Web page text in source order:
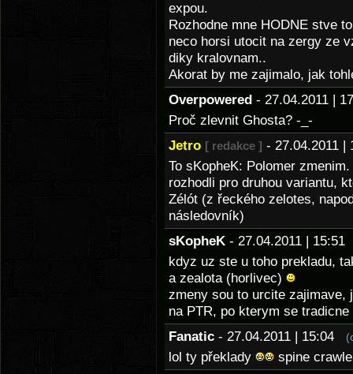
expou.
Rozhodne mne HODNE stve
neco horsi utocit na zergy ze
diky kralovnam..
Akorat by me zajimalo, jak
Overpowered - 27.04.2011 |
Proč zlevnit Ghosta? -_-
Jetro [ redakce ] - 27.04.2011
To sKopheK: Polomer
rozhodli pro druhou variantu,
Zélót (z řeckého zelotes,
následovník)
sKopheK - 27.04.2011 |
kdyz uz ste u toho prekladu,
a zealota (horlivec)
zmeny sou to urcite zajimave,
na PTR, po kterym se
Fanatic - 27.04.2011 | 15:04
lol ty překlady
spine